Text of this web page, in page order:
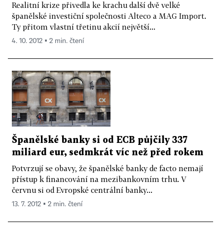
Realitní krize přivedla ke krachu další dvě velké
španělské investiční společnosti Alteco a MAG Import.
Ty přitom vlastní třetinu akcií největší...
4. 10. 2012 ▪ 2 min. čtení
Španělské banky si od ECB půjčily 337
miliard eur, sedmkrát víc než před rokem
Potvrzují se obavy, že španělské banky de facto nemají
přístup k financování na mezibankovním trhu. V
červnu si od Evropské centrální banky...
13. 7. 2012 ▪ 2 min. čtení